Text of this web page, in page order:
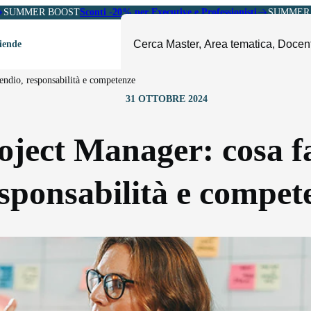
SUMMER BOOSTSconti -20% per Executive e Professionisti
e Soft Skills
Sales e Export
Amministrazione
Fashion e Luxury
Arte, Cultura e Sport
Il Sole 24 ORE Professionale
responsabilità e competenze
31 OTTOBRE 2024
Manager: cosa
e